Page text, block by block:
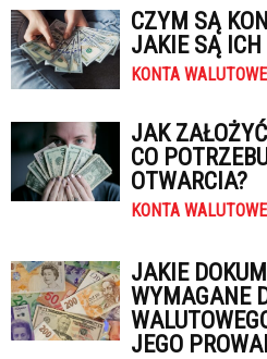
CZYM SĄ
JAKIE SĄ
KONTA WALUTOWE
JAK
CO
OTWARCIA?
KONTA WALUTOWE
JAKIE
WYMAGANE
JEGO